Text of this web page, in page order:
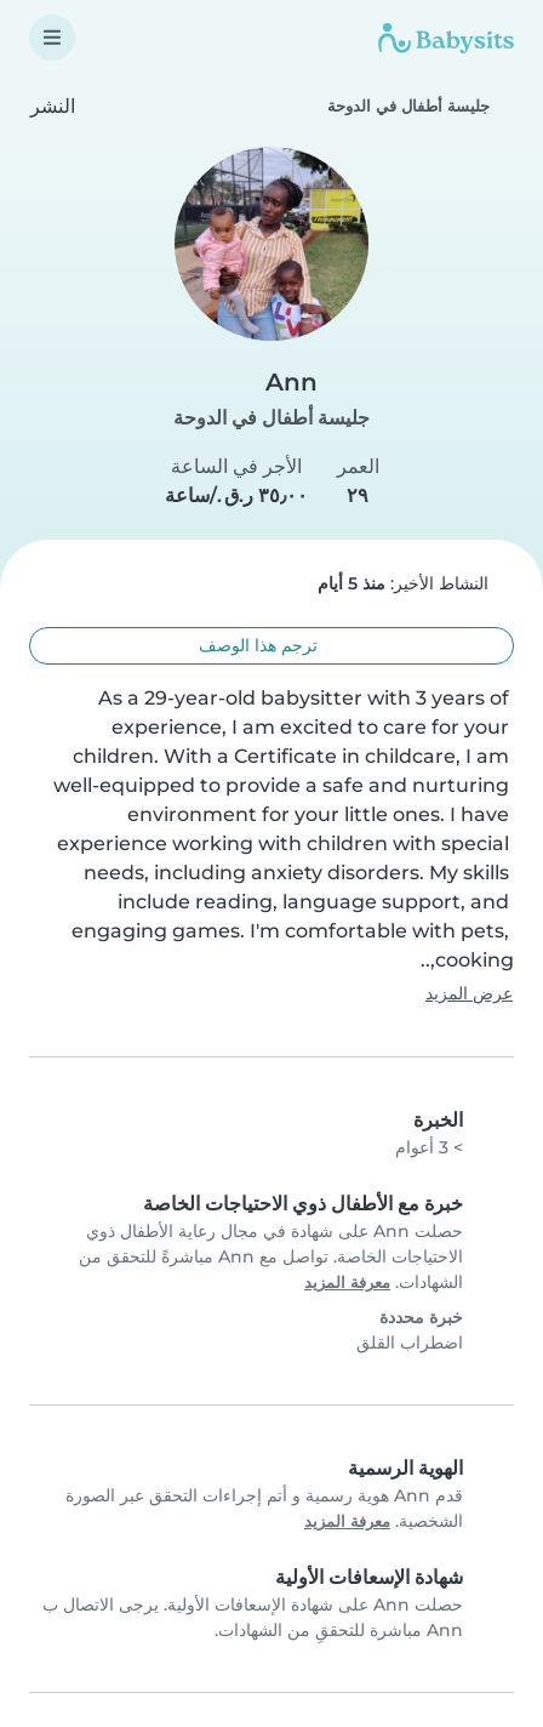
جليسة أطفال في الدوحة النشر
Ann
جليسة أطفال في الدوحة
العمر
٢٩
الأجر في الساعة
النشاط الأخير: منذ 5 أيام
ترجم هذا الوصف
As a 29-year-old babysitter with 3 years of
experience, I am excited to care for your
children. With a Certificate in childcare, I am
well-equipped to provide a safe and nurturing
environment for your little ones. I have
experience working with children with special
needs, including anxiety disorders. My skills
include reading, language support, and
engaging games. I'm comfortable with pets,
cooking,..
عرض المزيد
الخبرة
> 3 أعوام
خبرة مع الأطفال ذوي الاحتياجات الخاصة
حصلت Ann على شهادة في مجال رعاية الأطفال ذوي
الاحتياجات الخاصة. تواصل مع Ann مباشرةً للتحقق من
الشهادات. معرفة المزيد
خبرة محددة
اضطراب القلق
الهوية الرسمية
قدم Ann هوية رسمية و أتم إجراءات التحقق عبر الصورة
الشخصية. معرفة المزيد
شهادة الإسعافات الأولية
حصلت Ann على شهادة الإسعافات الأولية. يرجى الاتصال ب
Ann مباشرة للتحققِ من الشهادات.